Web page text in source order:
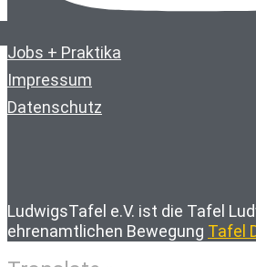
Jobs + Praktika
Impressum
Datenschutz
LudwigsTafel e.V. ist die Tafel
ehrenamtlichen Bewegung Tafel